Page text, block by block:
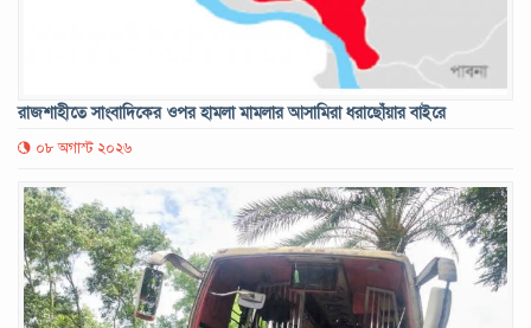
রাজশাহীতে সাংবাদিকের ওপর হামলা মামলার আসামিরা ধরাছোঁয়ার বাইরে
০৮ অগাস্ট ২০২৬